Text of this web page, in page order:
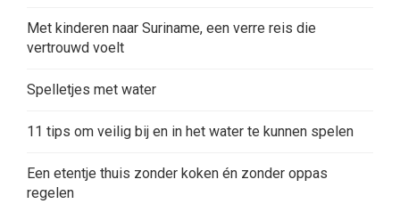
Met kinderen naar Suriname, een verre reis die
vertrouwd voelt
Spelletjes met water
11 tips om veilig bij en in het water te kunnen spelen
Een etentje thuis zonder koken én zonder oppas
regelen